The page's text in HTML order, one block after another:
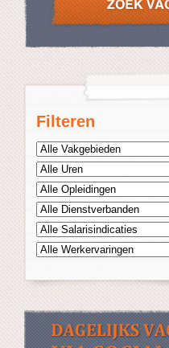
Filteren